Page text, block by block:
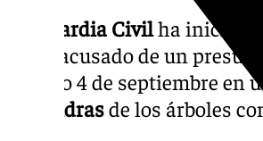
Guardia Civil ha iniciado
años, acusado de un
pasado 4 de septiembre en
almendrasde los árboles